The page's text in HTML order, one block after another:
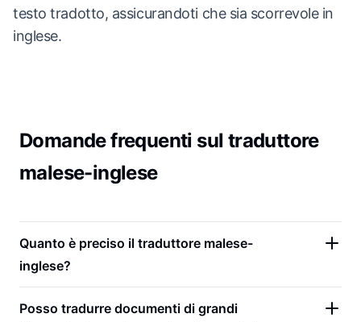
testo tradotto, assicurandoti che sia scorrevole in
inglese.
Domande frequenti sul traduttore
malese-inglese
Quanto è preciso il traduttore malese-
inglese?
Posso tradurre documenti di grandi